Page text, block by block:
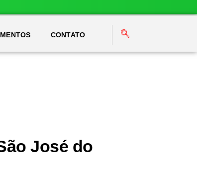
CONTATO
José do